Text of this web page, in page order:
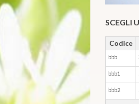
SCEGLI
Codice
bbb
bbb1
bbb2